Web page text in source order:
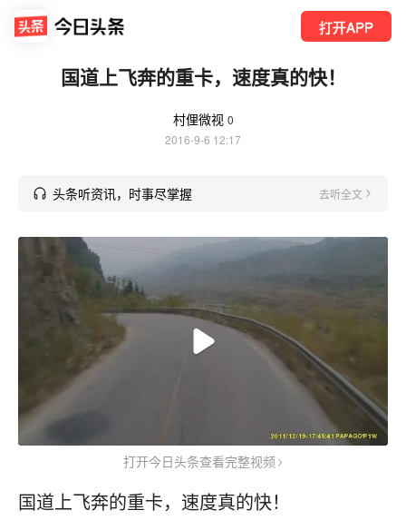
打开APP
国道上飞奔的重卡，速度真的快！
村俚微视 0
2016-9-6 12:17
头条听资讯，时事尽掌握 去听全文
打开今日头条查看完整视频
国道上飞奔的重卡，速度真的快！